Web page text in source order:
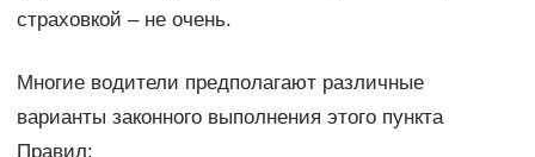
страховкой – не очень.
Многие водители предполагают различные
варианты законного выполнения этого пункта
Правил: